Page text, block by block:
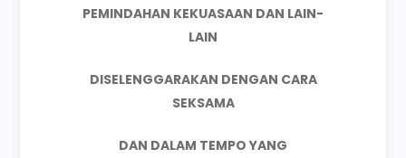
PEMINDAHAN KEKUASAAN DAN LAIN-
LAIN
DISELENGGARAKAN DENGAN CARA
SEKSAMA
DAN DALAM TEMPO YANG